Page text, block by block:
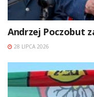
Andrzej Poczobut
28 LIPCA 2026